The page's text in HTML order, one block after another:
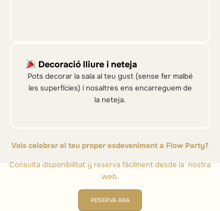
Decoració lliure i neteja
Pots decorar la sala al teu gust (sense fer malbé
les superfícies) i nosaltres ens encarreguem de
la neteja.
Vols celebrar el teu proper esdeveniment a Flow Party?
Consulta disponibilitat y reserva fácilment desde la nostra
web.
RESERVA ARA